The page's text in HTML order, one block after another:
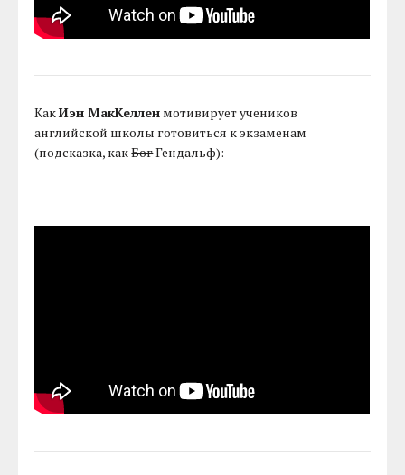
КакИэн МакКеллен мотивирует учеников
английской школы готовиться к экзаменам
(подсказка, какБогГендальф):